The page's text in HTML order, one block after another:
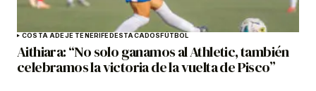
COSTA ADEJE TENERIFEDESTACADOSFÚTBOL
Aithiara: “No solo ganamos al Athletic, también
celebramos la victoria de la vuelta de Pisco”